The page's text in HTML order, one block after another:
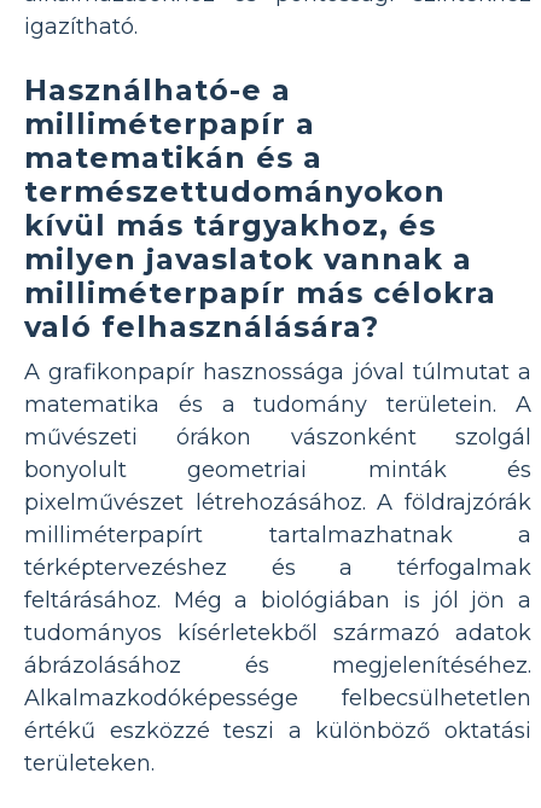
igazítható.
Használható-e a
milliméterpapír a
matematikán és a
természettudományokon
kívül más tárgyakhoz, és
milyen javaslatok vannak a
milliméterpapír más célokra
való felhasználására?
A grafikonpapír hasznossága jóval túlmutat a
matematika és a tudomány területein. A
művészeti órákon vászonként szolgál
bonyolult geometriai minták és
pixelművészet létrehozásához. A földrajzórák
milliméterpapírt tartalmazhatnak a
térképtervezéshez és a térfogalmak
feltárásához. Még a biológiában is jól jön a
tudományos kísérletekből származó adatok
ábrázolásához és megjelenítéséhez.
Alkalmazkodóképessége felbecsülhetetlen
értékű eszközzé teszi a különböző oktatási
területeken.